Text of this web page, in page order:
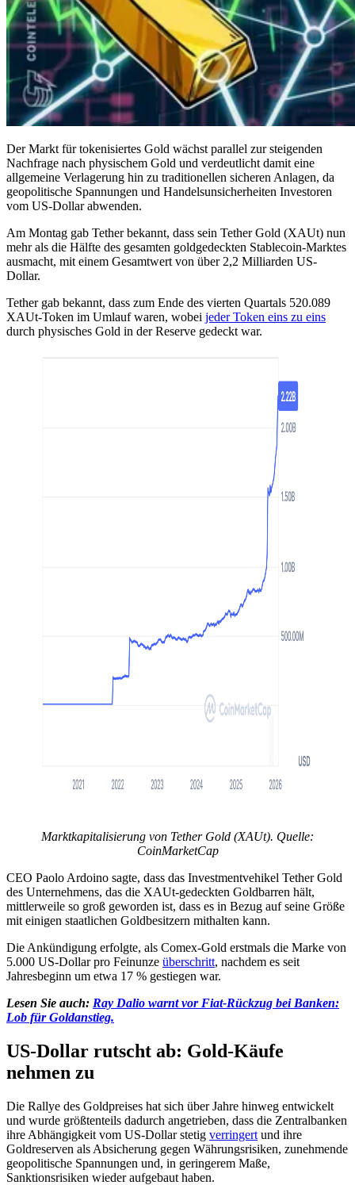
Der Markt für tokenisiertes Gold wächst parallel zur steigenden
Nachfrage nach physischem Gold und verdeutlicht damit eine
allgemeine Verlagerung hin zu traditionellen sicheren Anlagen, da
geopolitische Spannungen und Handelsunsicherheiten Investoren
vom US-Dollar abwenden.
Am Montag gab Tether bekannt, dass sein Tether Gold (XAUt) nun
mehr als die Hälfte des gesamten goldgedeckten Stablecoin-Marktes
ausmacht, mit einem Gesamtwert von über 2,2 Milliarden US-
Dollar.
Tether gab bekannt, dass zum Ende des vierten Quartals 520.089
XAUt-Token im Umlauf waren, wobei jeder Token eins zu eins
durch physisches Gold in der Reserve gedeckt war.
Marktkapitalisierung von Tether Gold (XAUt). Quelle:
CoinMarketCap
CEO Paolo Ardoino sagte, dass das Investmentvehikel Tether Gold
des Unternehmens, das die XAUt-gedeckten Goldbarren hält,
mittlerweile so groß geworden ist, dass es in Bezug auf seine Größe
mit einigen staatlichen Goldbesitzern mithalten kann.
Die Ankündigung erfolgte, als Comex-Gold erstmals die Marke von
5.000 US-Dollar pro Feinunze überschritt, nachdem es seit
Jahresbeginn um etwa 17 % gestiegen war.
Lesen Sie auch: Ray Dalio warnt vor Fiat-Rückzug bei Banken:
Lob für Goldanstieg.
US-Dollar rutscht ab: Gold-Käufe
nehmen zu
Die Rallye des Goldpreises hat sich über Jahre hinweg entwickelt
und wurde größtenteils dadurch angetrieben, dass die Zentralbanken
ihre Abhängigkeit vom US-Dollar stetig verringert und ihre
Goldreserven als Absicherung gegen Währungsrisiken, zunehmende
geopolitische Spannungen und, in geringerem Maße,
Sanktionsrisiken wieder aufgebaut haben.